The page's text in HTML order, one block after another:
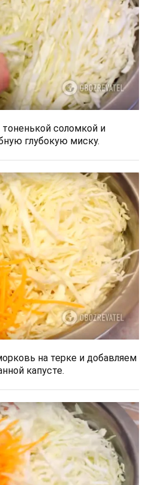
соломкой и
глубокую миску.
на терке и добавляем
капусте.